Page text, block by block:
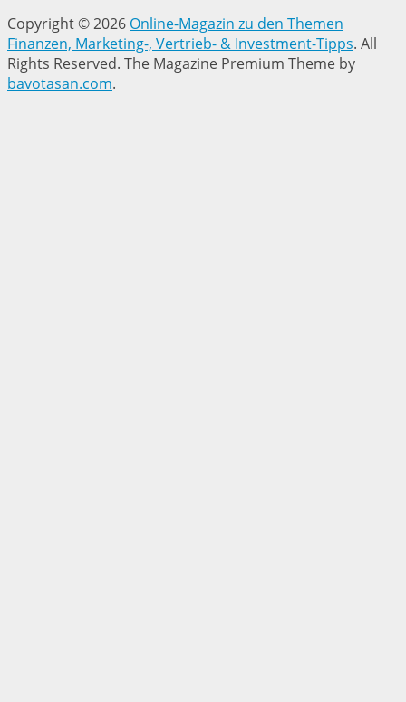
Copyright © 2026 Online-Magazin zu den Themen
Finanzen, Marketing-, Vertrieb- & Investment-Tipps. All
Rights Reserved. The Magazine Premium Theme by
bavotasan.com.